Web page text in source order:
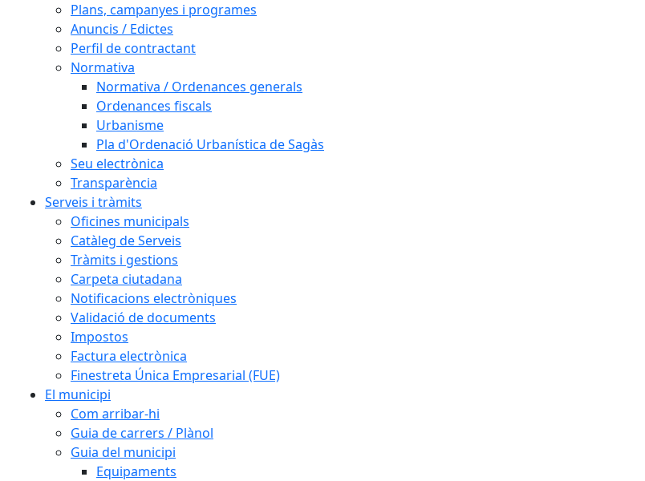
Plans, campanyes i programes
Anuncis / Edictes
Perfil de contractant
Normativa
Normativa / Ordenances generals
Ordenances fiscals
Urbanisme
Pla d'Ordenació Urbanística de Sagàs
Seu electrònica
Transparència
Serveis i tràmits
Oficines municipals
Catàleg de Serveis
Tràmits i gestions
Carpeta ciutadana
Notificacions electròniques
Validació de documents
Impostos
Factura electrònica
Finestreta Única Empresarial (FUE)
El municipi
Com arribar-hi
Guia de carrers / Plànol
Guia del municipi
Equipaments